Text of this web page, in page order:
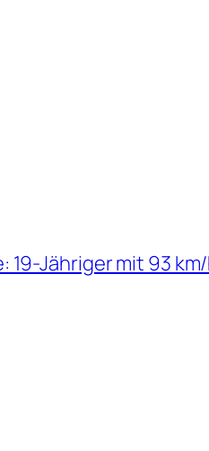
19-Jähriger mit 93